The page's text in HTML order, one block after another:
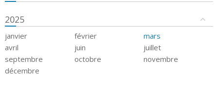
2025
janvier février
mars
avril
juin
juillet
septembre
octobre
novembre
décembre